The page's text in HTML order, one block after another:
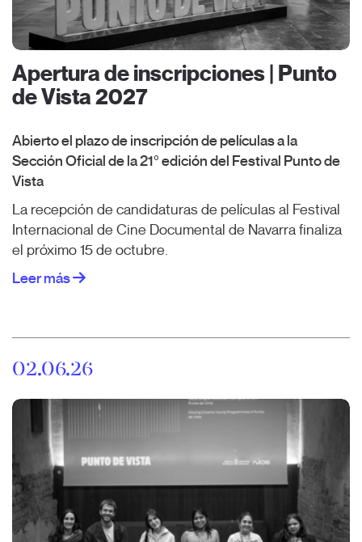
Apertura de inscripciones | Punto
de Vista 2027
Abierto el plazo de inscripción de películas a la
Sección Oficial de la 21º edición del Festival Punto de
Vista
La recepción de candidaturas de películas al Festival
Internacional de Cine Documental de Navarra finaliza
el próximo 15 de octubre.
Leer más
02.06.26